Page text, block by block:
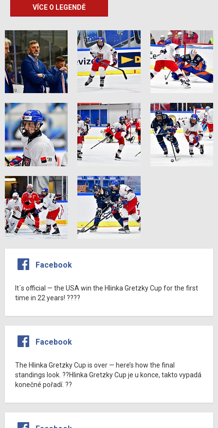
VÍCE O LEGENDĚ
Facebook
It´s official — the USA win the Hlinka Gretzky Cup for the first
time in 22 years! ????
Facebook
The Hlinka Gretzky Cup is over — here’s how the final
standings look. ??Hlinka Gretzky Cup je u konce, takto vypadá
konečné pořadí. ??